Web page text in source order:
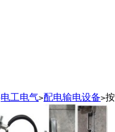
电工电气>配电输电设备>